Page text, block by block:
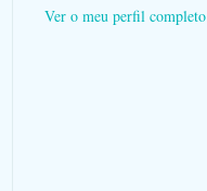
Ver o meu perfil completo